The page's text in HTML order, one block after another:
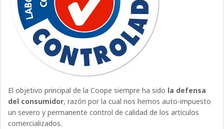
El objetivo principal de la Coope siempre ha sido la defensa
del consumidor, razón por la cual nos hemos auto-impuesto
un severo y permanente control de calidad de los artículos
comercializados.